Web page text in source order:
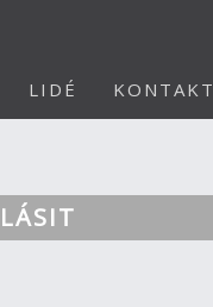
LIDÉ KONTAKT